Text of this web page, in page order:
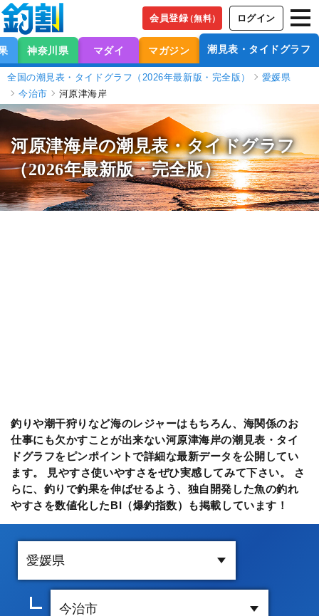
会員登録（無料） ログイン
神奈川県 マダイ マガジン 潮見表・タイドグラフ
全国の潮見表・タイドグラフ（2026年最新版・完全版）
愛媛県
今治市
河原津海岸
河原津海岸の潮見表・タイドグラフ
（2026年最新版・完全版）
釣りや潮干狩りなど海のレジャーはもちろん、海関係のお
仕事にも欠かすことが出来ない河原津海岸の潮見表・タイ
ドグラフをピンポイントで詳細な最新データを公開してい
ます。 見やすさ使いやすさをぜひ実感してみて下さい。 さ
らに、釣りで釣果を伸ばせるよう、独自開発した魚の釣れ
やすさを数値化したBI（爆釣指数）も掲載しています！